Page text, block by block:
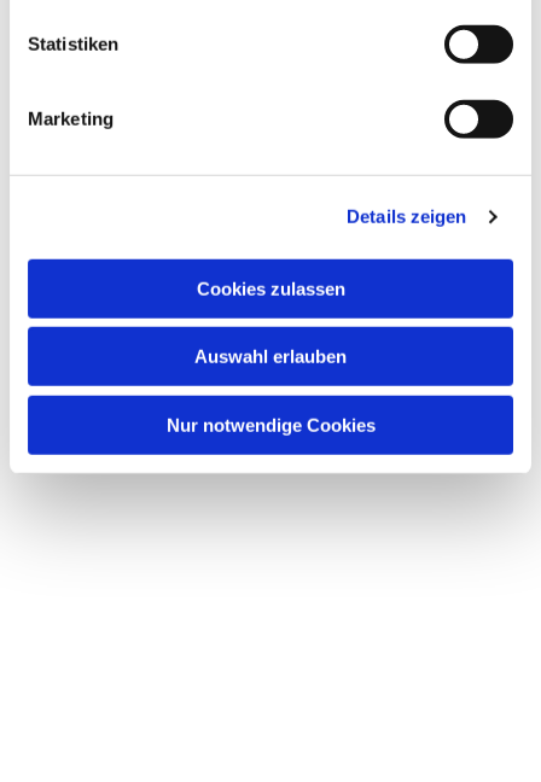
Statistiken
Marketing
Details zeigen
Cookies zulassen
Auswahl erlauben
Nur notwendige Cookies
interessieren